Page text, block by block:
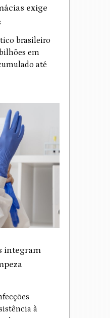
exige
brasileiro
em
até
integram
à